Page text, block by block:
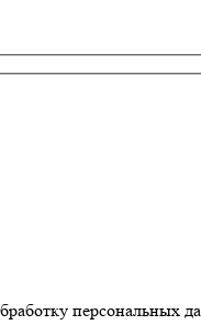
персональных